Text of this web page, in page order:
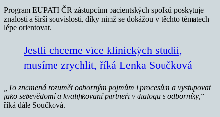
Program EUPATI ČR zástupcům pacientských spolků poskytuje
znalosti a širší souvislosti, díky nimž se dokážou v těchto tématech
lépe orientovat.
Jestli chceme více klinických studií,
musíme zrychlit, říká Lenka Součková
„To znamená rozumět odborným pojmům i procesům a vystupovat
jako sebevědomí a kvalifikovaní partneři v dialogu s odborníky,“
říká dále Součková.